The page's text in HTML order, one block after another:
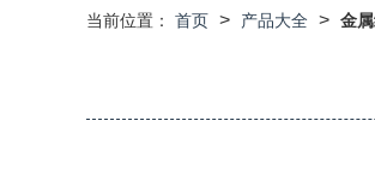
当前位置： 首页 > 产品大全 > 金